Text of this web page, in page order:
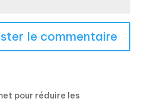
pour réduire les